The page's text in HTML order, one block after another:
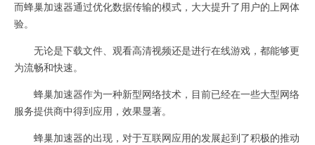
而蜂巢加速器通过优化数据传输的模式，大大提升了用户的上网体
验。
无论是下载文件、观看高清视频还是进行在线游戏，都能够更
为流畅和快速。
蜂巢加速器作为一种新型网络技术，目前已经在一些大型网络
服务提供商中得到应用，效果显著。
蜂巢加速器的出现，对于互联网应用的发展起到了积极的推动